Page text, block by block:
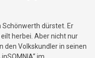
Schönwerth dürstet. Er
herbei. Aber nicht nur
den Volkskundler in seinen